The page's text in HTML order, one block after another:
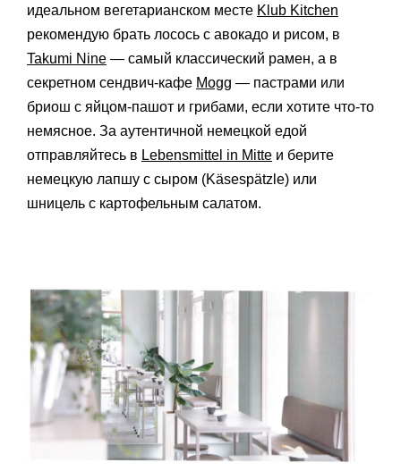
идеальном вегетарианском месте Klub Kitchen
рекомендую брать лосось с авокадо и рисом, в
Takumi Nine — самый классический рамен, а в
секретном сендвич-кафе Mogg — пастрами или
бриош с яйцом-пашот и грибами, если хотите что-то
немясное. За аутентичной немецкой едой
отправляйтесь в Lebensmittel in Mitte и берите
немецкую лапшу с сыром (Käsespätzle) или
шницель с картофельным салатом.